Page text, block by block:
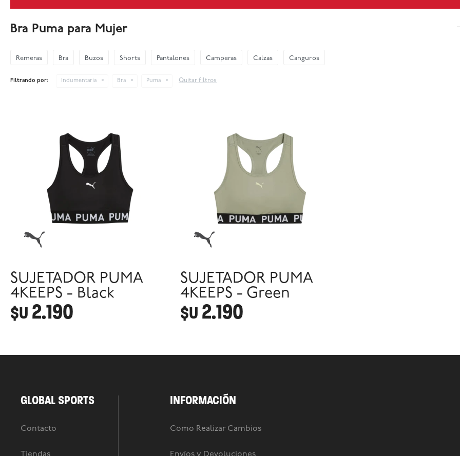
Bra Puma para Mujer
Remeras Bra Buzos Shorts Pantalones Camperas Calzas Canguros
Filtrando por: Indumentaria Bra Puma Quitar filtros
SUJETADOR PUMA
4KEEPS - Black
$U 2.190
SUJETADOR PUMA
4KEEPS - Green
$U 2.190
GLOBAL SPORTS
Contacto
Tiendas
INFORMACIÓN
Como Realizar Cambios
Envíos y Devoluciones